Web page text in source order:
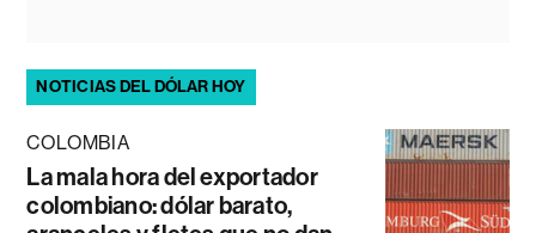
NOTICIAS DEL DÓLAR HOY
COLOMBIA
La mala hora del exportador
colombiano: dólar barato,